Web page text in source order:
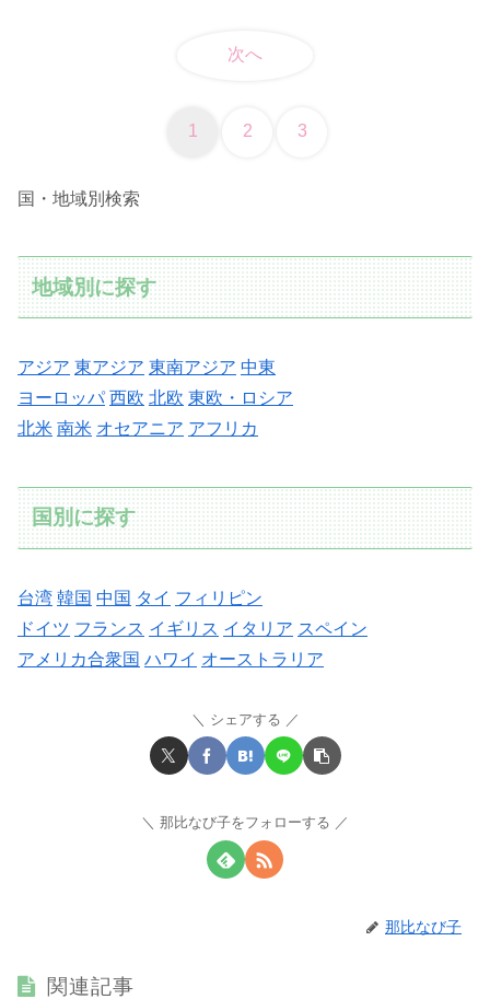
次へ
1 2 3
国・地域別検索
地域別に探す
アジア 東アジア 東南アジア 中東
ヨーロッパ 西欧 北欧 東欧・ロシア
北米 南米 オセアニア アフリカ
国別に探す
台湾 韓国 中国 タイ フィリピン
ドイツ フランス イギリス イタリア スペイン
アメリカ合衆国 ハワイ オーストラリア
シェアする
那比なび子をフォローする
那比なび子
関連記事